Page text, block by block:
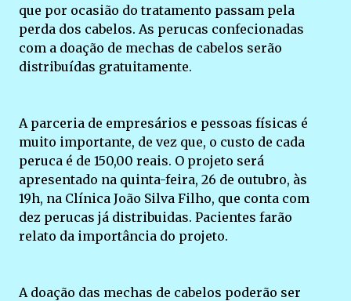
que por ocasião do tratamento passam pela
perda dos cabelos. As perucas confecionadas
com a doação de mechas de cabelos serão
distribuídas gratuitamente.
A parceria de empresários e pessoas físicas é
muito importante, de vez que, o custo de cada
peruca é de 150,00 reais. O projeto será
apresentado na quinta-feira, 26 de outubro, às
19h, na Clínica João Silva Filho, que conta com
dez perucas já distribuidas. Pacientes farão
relato da importância do projeto.
A doação das mechas de cabelos poderão ser